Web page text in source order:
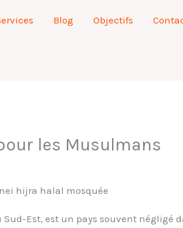
Blog Objectifs
les Musulmans
Sud-Est, est un pays souvent négligé